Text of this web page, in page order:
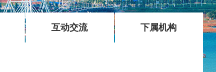
|
互动交流
|
下属机构